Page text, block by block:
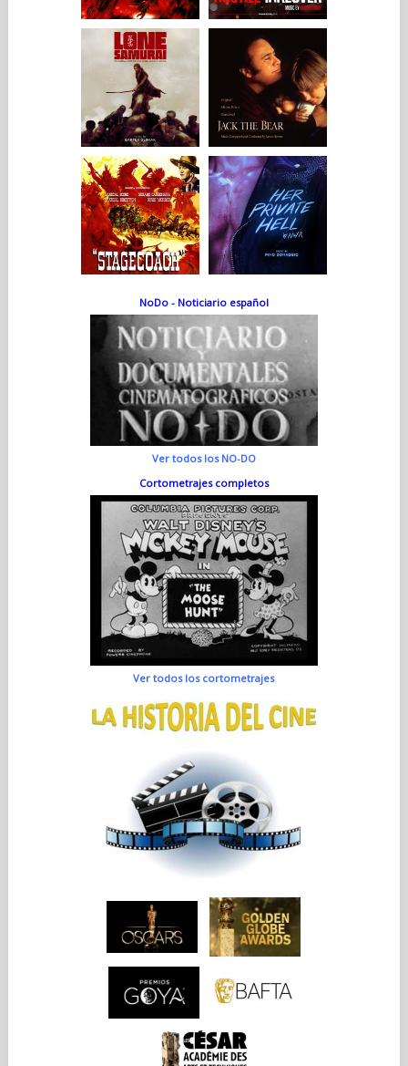
NoDo - Noticiario español
Ver todos los NO-DO
Cortometrajes completos
Ver todos los cortometrajes